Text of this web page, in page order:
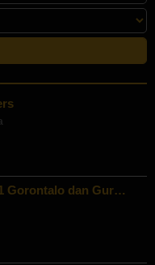
Gorontalo dan Gur…